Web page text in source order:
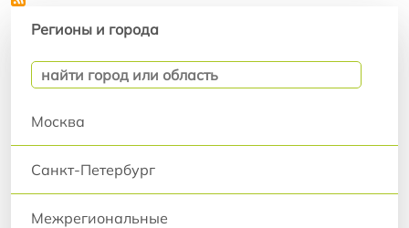
Регионы и города
Москва
Санкт-Петербург
Межрегиональные